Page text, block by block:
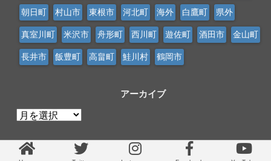
朝日町 村山市 東根市 河北町 海外 白鷹町 県外
真室川町 米沢市 舟形町 西川町 遊佐町 酒田市 金山町
長井市 飯豊町 高畠町 鮭川村 鶴岡市
アーカイブ
ア
カ
イ